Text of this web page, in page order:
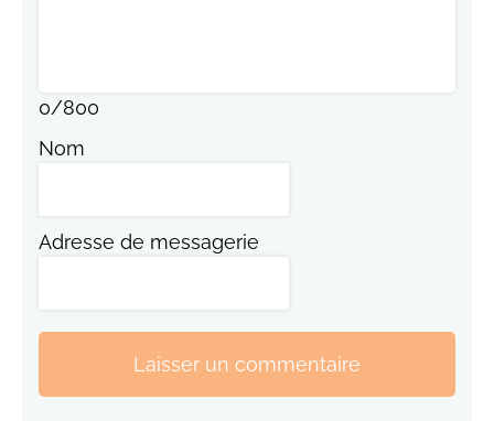
0/800
Nom
Adresse de messagerie
Laisser un commentaire